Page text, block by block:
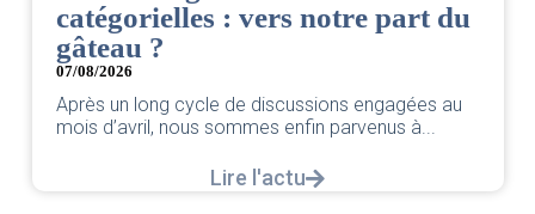
catégorielles : vers notre part du
gâteau ?
07/08/2026
Après un long cycle de discussions engagées au
mois d’avril, nous sommes enfin parvenus à...
Lire l'actu